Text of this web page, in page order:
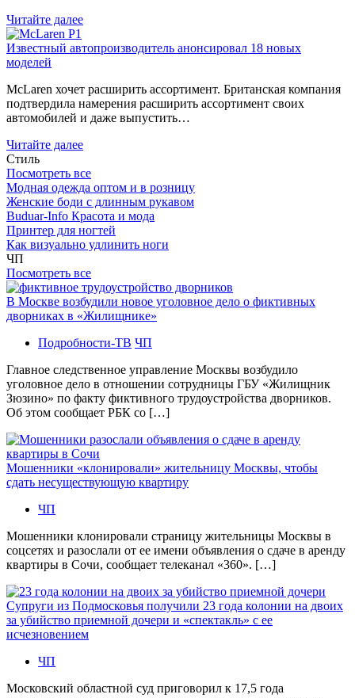
Читайте далее
Известный автопроизводитель анонсировал 18 новых
моделей
McLaren хочет расширить ассортимент. Британская компания
подтвердила намерения расширить ассортимент своих
автомобилей и даже выпустить…
Читайте далее
Стиль
Посмотреть все
Модная одежда оптом и в розницу
Женские боди с длинным рукавом
Buduar-Info Красота и мода
Принтер для ногтей
Как визуально удлинить ноги
ЧП
Посмотреть все
В Москве возбудили новое уголовное дело о фиктивных
дворниках в «Жилищнике»
Подробности-ТВ ЧП
Главное следственное управление Москвы возбудило
уголовное дело в отношении сотрудницы ГБУ «Жилищник
Зюзино» по факту фиктивного трудоустройства дворников.
Об этом сообщает РБК со […]
Мошенники «клонировали» жительницу Москвы, чтобы
сдать несуществующую квартиру
ЧП
Мошенники клонировали страницу жительницы Москвы в
соцсетях и разослали от ее имени объявления о сдаче в аренду
квартиры в Сочи, сообщает телеканал «360». […]
Супруги из Подмосковья получили 23 года колонии на двоих
за убийство приемной дочери и «спектакль» с ее
исчезновением
ЧП
Московский областной суд приговорил к 17,5 года